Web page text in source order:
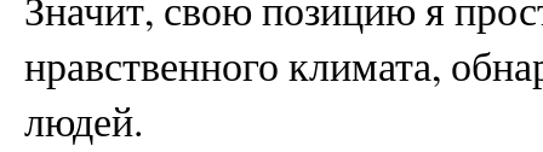
нравственного климата,
людей.